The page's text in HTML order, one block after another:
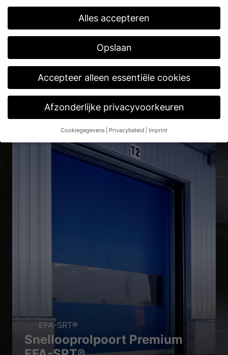
binnen, die gekenmerkt worden door hun enorm
hoge openings- en sluitingssnelheden. Onze
rolpoorten dempen geluiden, houden
temperatuurzones constant, zijn grotendeels
onderhoudsvrij en staan u ter beschikking in vele
verschillende en individuele uitvoeringen.
Daarenboven hebben alle rolpoorten van de serie R
van EFAFLEX een ruimtebesparende constructie
boven de poortopening.
EFA-SRT®
Snellooprolpoort Premium
Alles accepteren
Opslaan
Accepteer alleen essentiële cookies
Afzonderlijke privacyvoorkeuren
Cookiegegevens Privacybeleid Imprint
Privacyvoorkeur
Als u jonger bent dan 16 jaar en toestemming wilt geven voor
optionele diensten, moet u uw wettelijke voogden om
Wij gebruiken cookies en andere technologieën op onze
Hier vindt u een overzicht van alle gebruikte cookies. U kunt
toestemming geven voor hele categorieën of meer informatie
weergeven en bepaalde cookies selecteren.
Alles accepteren Opslaan
Terug